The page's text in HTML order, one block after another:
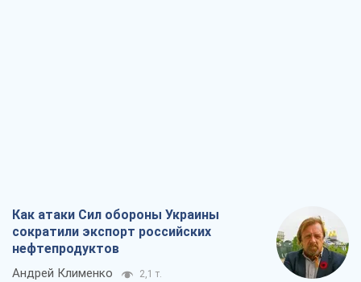
Как атаки Сил обороны Украины
сократили экспорт российских
нефтепродуктов
Андрей Клименко 2,1 т.